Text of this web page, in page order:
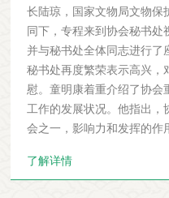
于长城保护工作中，在其
存在，具有一定的普遍性。
凿的，体现着古代先民智慧
是不折不扣的文化遗产，但
化双遗产，这在认识上显然
纠正，可能就会在保护和申
前，我国正处于全面建成小
和未来发展的不可再生的
时，工业化、信息化和科技
长陆琼，国家文物局文物保
同下，专程来到协会秘书处
并与秘书处全体同志进行了
秘书处再度繁荣表示高兴，
慰。童明康着重介绍了协会
工作的发展状况。他指出，
会之一，影响力和发挥的作
绩；在国内及国际上，知名
了解详情